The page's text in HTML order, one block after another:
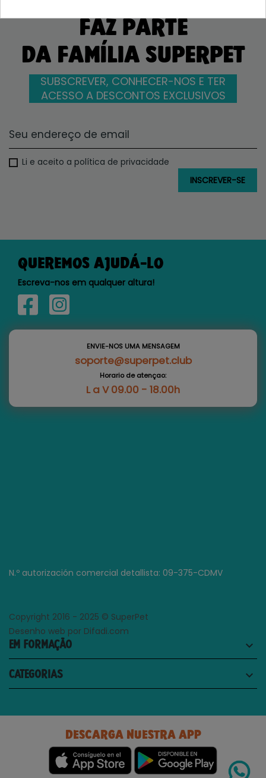
FAZ PARTE
DA FAMÍLIA SUPERPET
SUBSCREVER, CONHECER-NOS E TER
ACESSO A DESCONTOS EXCLUSIVOS
Li e aceito a política de privacidade
QUEREMOS AJUDÁ-LO
Escreva-nos em qualquer altura!
ENVIE-NOS UMA MENSAGEM
soporte@superpet.club
Horario de atençao:
L a V 09.00 - 18.00h
N.º autorización comercial detallista: 09-375-CDMV
Copyright 2016 - 2025 © SuperPet
Desenho web por Difadi.com
EM FORMAÇÃO keyboard_arrow_down
CATEGORIAS keyboard_arrow_down
DESCARGA NUESTRA APP